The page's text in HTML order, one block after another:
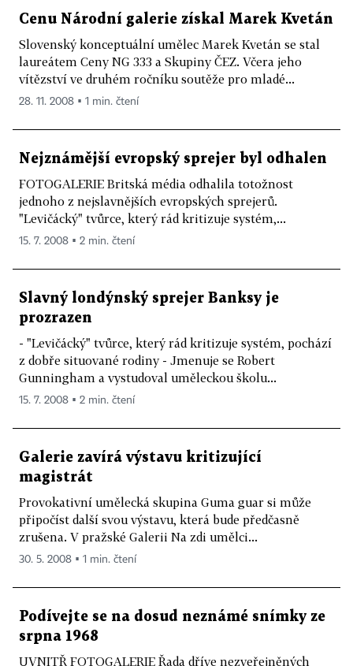
Cenu Národní galerie získal Marek Kvetán
Slovenský konceptuální umělec Marek Kvetán se stal
laureátem Ceny NG 333 a Skupiny ČEZ. Včera jeho
vítězství ve druhém ročníku soutěže pro mladé...
28. 11. 2008 ▪ 1 min. čtení
Nejznámější evropský sprejer byl odhalen
FOTOGALERIE Britská média odhalila totožnost
jednoho z nejslavnějších evropských sprejerů.
"Levičácký" tvůrce, který rád kritizuje systém,...
15. 7. 2008 ▪ 2 min. čtení
Slavný londýnský sprejer Banksy je
prozrazen
- "Levičácký" tvůrce, který rád kritizuje systém, pochází
z dobře situované rodiny - Jmenuje se Robert
Gunningham a vystudoval uměleckou školu...
15. 7. 2008 ▪ 2 min. čtení
Galerie zavírá výstavu kritizující
magistrát
Provokativní umělecká skupina Guma guar si může
připočíst další svou výstavu, která bude předčasně
zrušena. V pražské Galerii Na zdi umělci...
30. 5. 2008 ▪ 1 min. čtení
Podívejte se na dosud neznámé snímky ze
srpna 1968
UVNITŘ FOTOGALERIE Řada dříve nezveřejněných